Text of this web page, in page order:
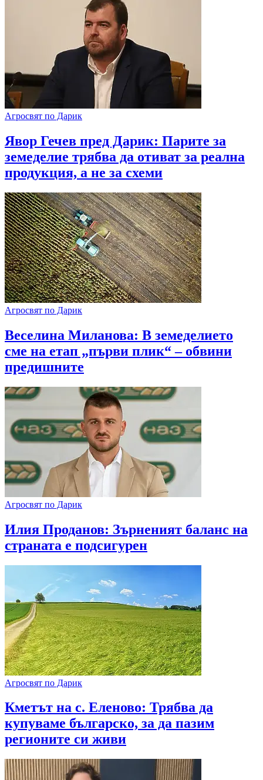
Агросвят по Дарик
Явор Гечев пред Дарик: Парите за
земеделие трябва да отиват за реална
продукция, а не за схеми
Агросвят по Дарик
​Веселина Миланова: В земеделието
сме на етап „първи плик“ – обвини
предишните
Агросвят по Дарик
Илия Проданов: Зърненият баланс на
страната е подсигурен
Агросвят по Дарик
Кметът на с. Еленово: Трябва да
купуваме българско, за да пазим
регионите си живи